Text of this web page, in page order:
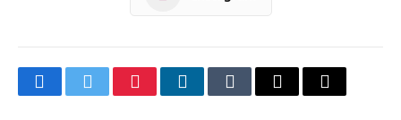
FacebookTwitterPinterestLinkedInTumblrEmail
Copy